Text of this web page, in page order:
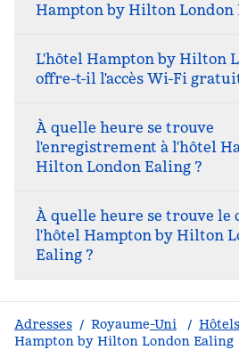
Hampton by Hilton London
L'hôtel Hampton by Hilton
offre-t-il l'accès Wi-Fi
À quelle heure se trouve
l'enregistrement à l'hôtel
Hilton London Ealing ?
À quelle heure se trouve le
l'hôtel Hampton by Hilton
Ealing ?
Adresses / Royaume-Uni /
Hampton by Hilton London Ealing